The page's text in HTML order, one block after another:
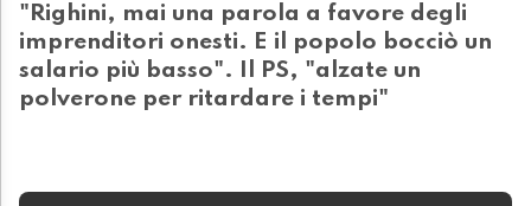
"Righini, mai una parola a favore degli
imprenditori onesti. E il popolo bocciò un
salario più basso". Il PS, "alzate un
polverone per ritardare i tempi"